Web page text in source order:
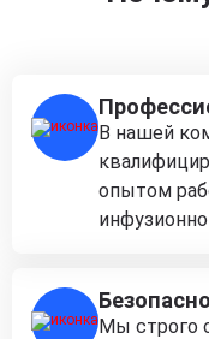
В нашей
опытом
Мы строго